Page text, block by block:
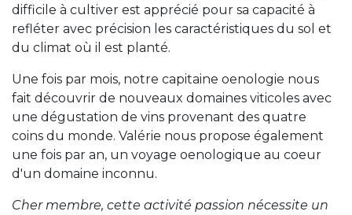
difficile à cultiver est apprécié pour sa capacité à
refléter avec précision les caractéristiques du sol et
du climat où il est planté.
Une fois par mois, notre capitaine oenologie nous
fait découvrir de nouveaux domaines viticoles avec
une dégustation de vins provenant des quatre
coins du monde. Valérie nous propose également
une fois par an, un voyage oenologique au coeur
d'un domaine inconnu.
Cher membre, cette activité passion nécessite un